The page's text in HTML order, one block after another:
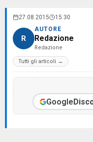
27.08.2015 15:30
R
AUTORE
Redazione
Redazione
Tutti gli articoli →
Google